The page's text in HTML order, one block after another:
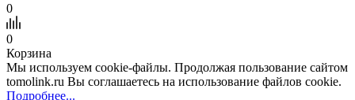
0
0
Корзина
Мы используем cookie-файлы. Продолжая пользование сайтом
tomolink.ru Вы соглашаетесь на использование файлов cookie.
Подробнее...